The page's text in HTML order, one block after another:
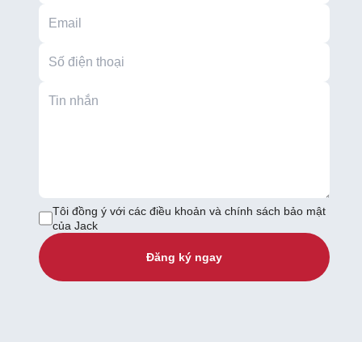
Tôi đồng ý với các điều khoản và chính sách bảo mật
của Jack
Đăng ký ngay